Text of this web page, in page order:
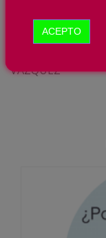
VAZQUEZ
ACEPTO